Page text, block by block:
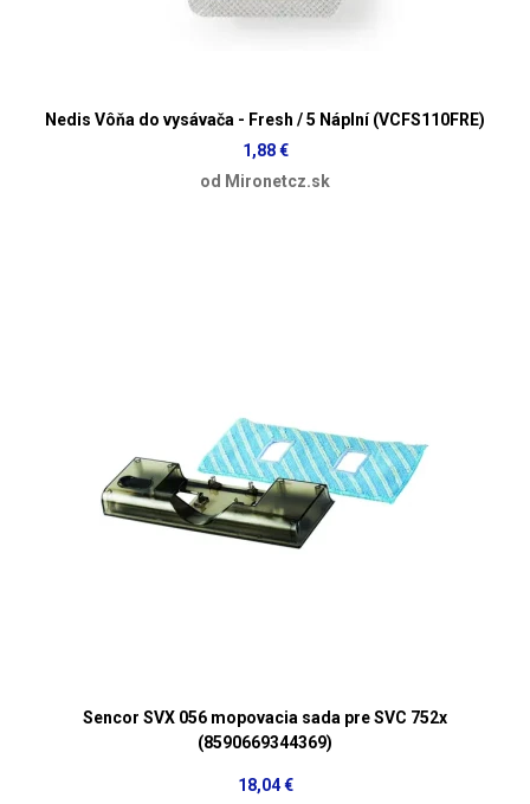
Nedis Vôňa do vysávača - Fresh / 5 Náplní (VCFS110FRE)
1,88 €
od Mironetcz.sk
Sencor SVX 056 mopovacia sada pre SVC 752x
(8590669344369)
18,04 €